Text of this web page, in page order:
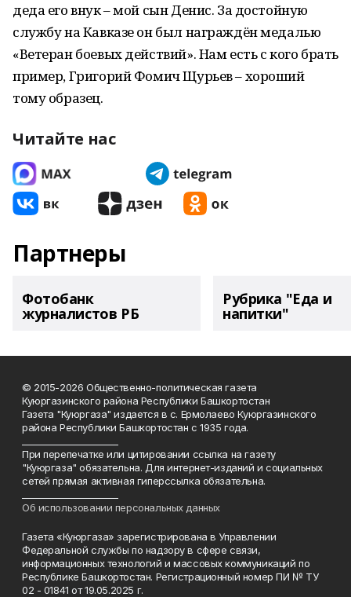
деда его внук – мой сын Денис. За достойную
службу на Кавказе он был награждён медалью
«Ветеран боевых действий». Нам есть с кого брать
пример, Григорий Фомич Щурьев – хороший
тому образец.
Читайте нас
Партнеры
Фотобанк
журналистов РБ
Рубрика "Еда и
напитки"
© 2015-2026 Общественно-политическая газета
Куюргазинского района Республики Башкортостан
Газета "Куюргаза" издается в с. Ермолаево Куюргазинского
района Республики Башкортостан с 1935 года.
При перепечатке или цитировании ссылка на газету
"Куюргаза" обязательна. Для интернет-изданий и социальных
сетей прямая активная гиперссылка обязательна.
Об использовании персональных данных
Газета «Куюргаза» зарегистрирована в Управлении
Федеральной службы по надзору в сфере связи,
информационных технологий и массовых коммуникаций по
Республике Башкортостан. Регистрационный номер ПИ № ТУ
02 - 01841 от 19.05.2025 г.